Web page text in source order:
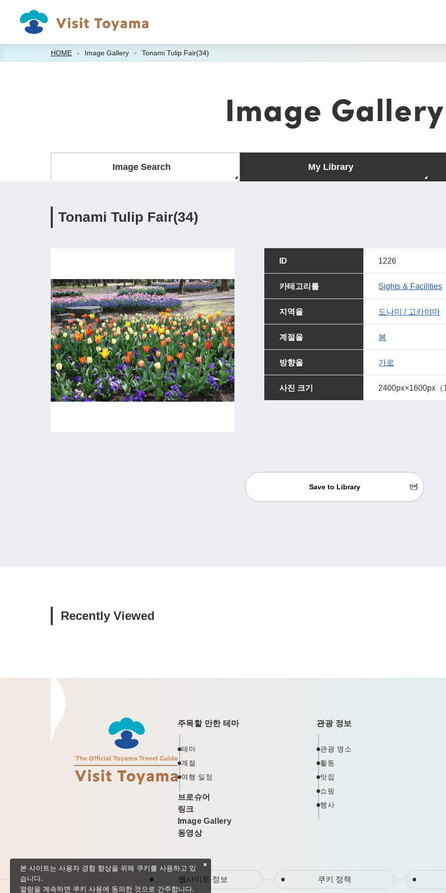
HOME Image Gallery Tonami Tulip Fair(34)
Image Gallery
Image Search My Library
Tonami Tulip Fair(34)
ID 1226
카테고리를 Sights & Facilities
지역을 도나미 / 고카야마
계절을 봄
방향을 가로
사진 크기 2400px×1600px（
Save to Library
Recently Viewed
주목할 만한 테마
테마
계절
여행 일정
브로슈어
링크
Image Gallery
동영상
관광 정보
관광 명소
활동
맛집
쇼핑
행사
웹사이트 정보 쿠키 정책
본 사이트는 사용자 경험 향상을 위해 쿠키를 사용하고 있
습니다.
열람을 계속하면 쿠키 사용에 동의한 것으로 간주합니다.